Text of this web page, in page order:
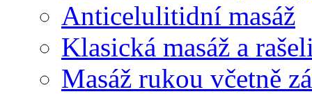
Anticelulitidní masáž
Klasická masáž a
Masáž rukou včetně